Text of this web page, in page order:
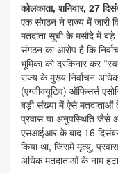
कोलकाता, शनिवार, 27
एक संगठन ने राज्य में जारी
मतदाता सूची के मसौदे में बड़े
संगठन का आरोप है कि
भूमिका को दरकिनार कर
राज्य के मुख्य निर्वाचन
(एग्जीक्यूटिव) ऑफिसर्स
बड़ी संख्या में ऐसे मतदाताओं
प्रवास या अनुपस्थिति जैसे
एसआईआर के बाद 16 दिसंबर
किया था, जिसमें मृत्यु,
अधिक मतदाताओं के नाम